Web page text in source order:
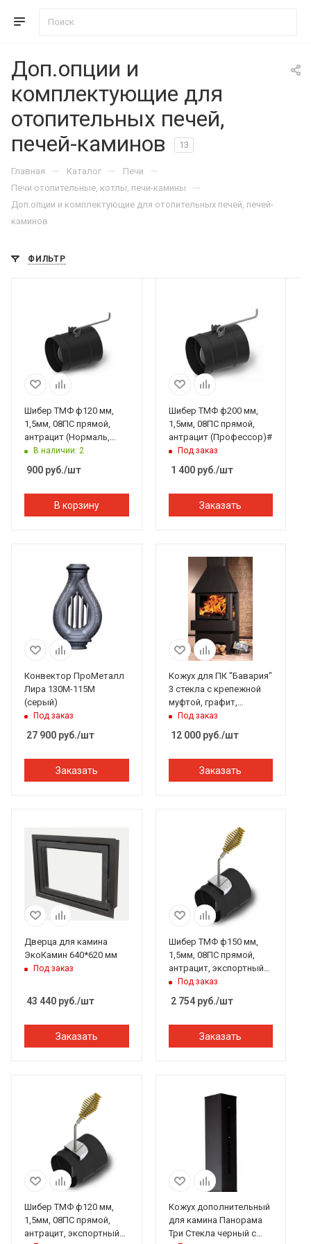
Доп.опции и
комплектующие для
отопительных печей,
печей-каминов
13
Главная — Каталог — Печи —
Печи отопительные, котлы, печи-камины —
Доп.опции и комплектующие для отопительных печей, печей-
каминов
ФИЛЬТР
Шибер ТМФ ф120 мм,
1,5мм, 08ПС прямой,
антрацит (Нормаль,
Студент, Инженер,
Гимназист)
В наличии: 2
900 руб./шт
В корзину
Шибер ТМФ ф200 мм,
1,5мм, 08ПС прямой,
антрацит (Профессор)#
Под заказ
1 400руб./шт
Заказать
Конвектор ПроМеталл
Лира 130М-115М
(серый)
Под заказ
27 900 руб./шт
Заказать
Кожух для ПК "Бавария"
3 стекла с крепежной
муфтой, графит,
ЭкоКамин
Под заказ
12 000руб./шт
Заказать
Дверца для камина
ЭкоКамин 640*620 мм
Под заказ
43 440 руб./шт
Заказать
Шибер ТМФ ф150 мм,
1,5мм, 08ПС прямой,
антрацит, экспортный
(Доцент, Герма, Яуза)
Под заказ
2 754руб./шт
Заказать
Шибер ТМФ ф120 мм,
1,5мм, 08ПС прямой,
антрацит, экспортный
Кожух дополнительный
для камина Панорама
Три Стекла черный с